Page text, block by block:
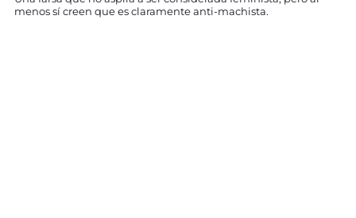
menos sí creen que es claramente anti-machista.